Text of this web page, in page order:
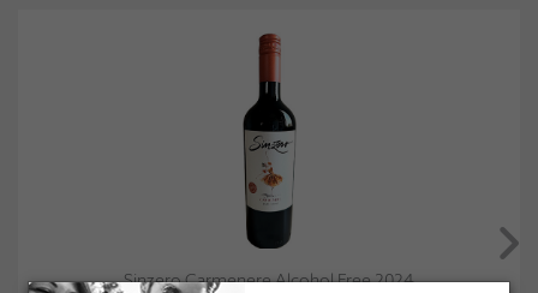
Sinzero Carmenere Alcohol Free 2024